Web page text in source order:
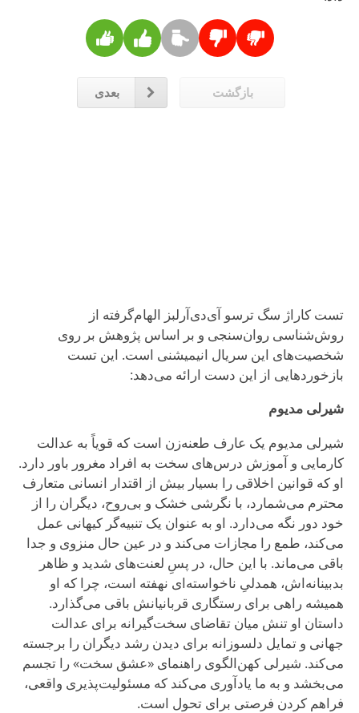
بازگشت بعدی
تست کاراژ سگ ترسو آی‌دی‌آرلبز الهام‌گرفته از
روش‌شناسی روان‌سنجی و بر اساس پژوهش بر روی
شخصیت‌های این سریال انیمیشنی است. این تست
بازخوردهایی از این دست ارائه می‌دهد:
شیرلی مدیوم
شیرلی مدیوم یک عارف طعنه‌زن است که قویاً به عدالت
کارمایی و آموزش درس‌های سخت به افراد مغرور باور دارد.
او که قوانین اخلاقی را بسیار بیش از اقتدار انسانی متعارف
محترم می‌شمارد، با نگرشی خشک و بی‌روح، دیگران را از
خود دور نگه می‌دارد. او به عنوان یک تنبیه‌گر کیهانی عمل
می‌کند، طمع را مجازات می‌کند و در عین حال منزوی و جدا
باقی می‌ماند. با این حال، در پسِ لعنت‌های شدید و ظاهر
بدبینانه‌اش، همدلیِ ناخواسته‌ای نهفته است، چرا که او
همیشه راهی برای رستگاری قربانیانش باقی می‌گذارد.
داستان او تنش میان تقاضای سخت‌گیرانه برای عدالت
جهانی و تمایل دلسوزانه برای دیدن رشد دیگران را برجسته
می‌کند. شیرلی کهن‌الگوی راهنمای «عشق سخت» را تجسم
می‌بخشد و به ما یادآوری می‌کند که مسئولیت‌پذیری واقعی،
فراهم کردن فرصتی برای تحول است.